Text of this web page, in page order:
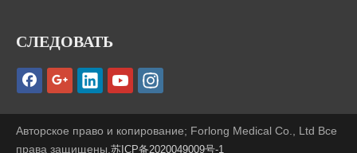
СЛЕДОВАТЬ
Авторское право и копирование; Forlong Medical Co., Ltd Все
права защищены. 苏ICP备2020049009号-1